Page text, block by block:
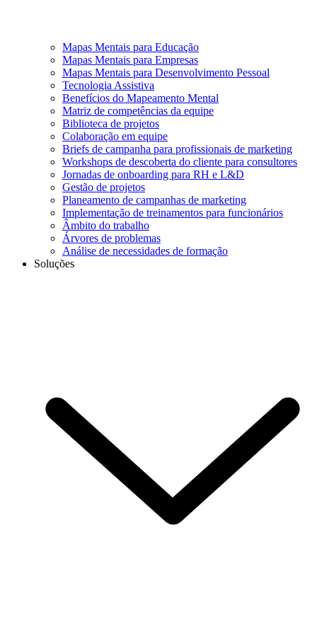
Mapas Mentais para Educação
Mapas Mentais para Empresas
Mapas Mentais para Desenvolvimento Pessoal
Tecnologia Assistiva
Benefícios do Mapeamento Mental
Matriz de competências da equipe
Biblioteca de projetos
Colaboração em equipe
Briefs de campanha para profissionais de marketing
Workshops de descoberta do cliente para consultores
Jornadas de onboarding para RH e L&D
Gestão de projetos
Planeamento de campanhas de marketing
Implementação de treinamentos para funcionários
Âmbito do trabalho
Árvores de problemas
Análise de necessidades de formação
Soluções